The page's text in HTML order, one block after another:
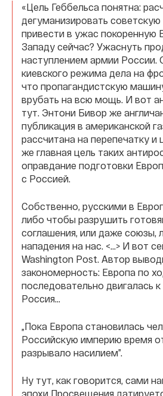
«Цель Геббельса понятна:
дегуманизировать советскую
привести в ужас покоренную
Западу сейчас? Ужаснуть
наступлением армии России.
киевского режима дела на
что пропагандистскую
врубать на всю мощь. И вот
тут. Энтони Бивор же
публикация в американской
рассчитана на перепечатку и
же главная цель таких
оправдание подготовки
с Россией.
Собственно, русскими в
либо чтобы разрушить
соглашения, или даже союзы,
нападения на нас. <…> И вот
Washington Post. Автор
закономерность: Европа по
последовательно двигалась
Россия…
„Пока Европа становилась
Российскую империю время
разрывало насилием”.
Ну тут, как говорится, сами
эпохи Просвещения